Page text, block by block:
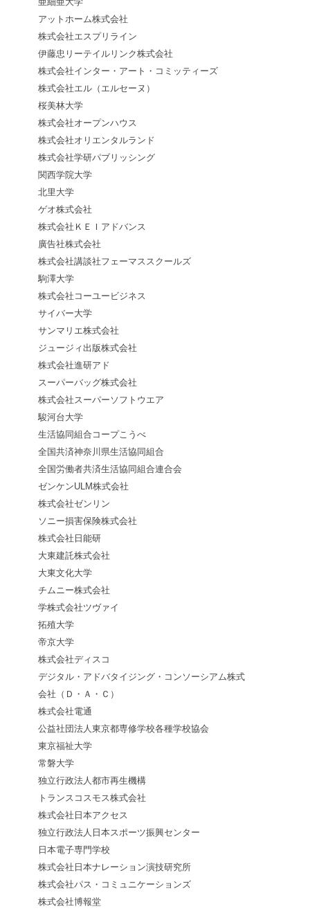
アットホーム株式会社
株式会社エスプリライン
伊藤忠リーテイルリンク株式会社
株式会社インター・アート・コミッティーズ
株式会社エル（エルセーヌ）
桜美林大学
株式会社オープンハウス
株式会社オリエンタルランド
株式会社学研パブリッシング
関西学院大学
北里大学
ゲオ株式会社
株式会社ＫＥＩアドバンス
廣告社株式会社
株式会社講談社フェーマススクールズ
駒澤大学
株式会社コーユービジネス
サイバー大学
サンマリエ株式会社
ジュージィ出版株式会社
株式会社進研アド
スーパーバッグ株式会社
株式会社スーパーソフトウエア
駿河台大学
生活協同組合コープこうべ
全国共済神奈川県生活協同組合
全国労働者共済生活協同組合連合会
ゼンケンULM株式会社
株式会社ゼンリン
ソニー損害保険株式会社
株式会社日能研
大東建託株式会社
大東文化大学
チムニー株式会社
学株式会社ツヴァイ
拓殖大学
帝京大学
株式会社ディスコ
デジタル・アドバタイジング・コンソーシアム株式
会社（Ｄ・Ａ・Ｃ）
株式会社電通
公益社団法人東京都専修学校各種学校協会
東京福祉大学
常磐大学
独立行政法人都市再生機構
トランスコスモス株式会社
株式会社日本アクセス
独立行政法人日本スポーツ振興センター
日本電子専門学校
株式会社日本ナレーション演技研究所
株式会社パス・コミュニケーションズ
株式会社博報堂